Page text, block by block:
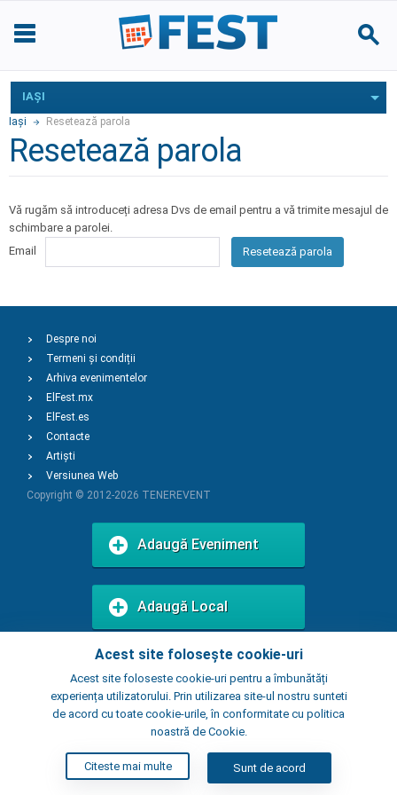
IAŞI
Iaşi Resetează parola
Resetează parola
Vă rugăm să introduceți adresa Dvs de email pentru a vă trimite mesajul de
schimbare a parolei.
Email
Resetează parola
Acest site folosește cookie-uri
Acest site foloseste cookie-uri pentru a îmbunătăți
experiența utilizatorului. Prin utilizarea site-ul nostru sunteti
de acord cu toate cookie-urile, în conformitate cu politica
noastră de Cookie.
Citeste mai multe Sunt de acord
Despre noi
Termeni și condiții
Arhiva evenimentelor
ElFest.mx
ElFest.es
Contacte
Artiști
Versiunea Web
Copyright © 2012-2026 TENEREVENT
Adaugă Eveniment
Adaugă Local